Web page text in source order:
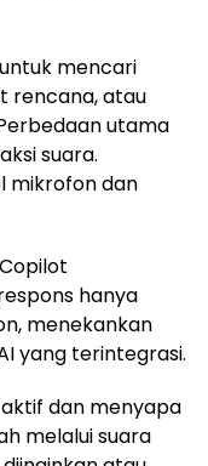
mencari
rencana, atau
utama
suara.
mikrofon dan
hanya
menekankan
yang terintegrasi.
dan menyapa
melalui suara